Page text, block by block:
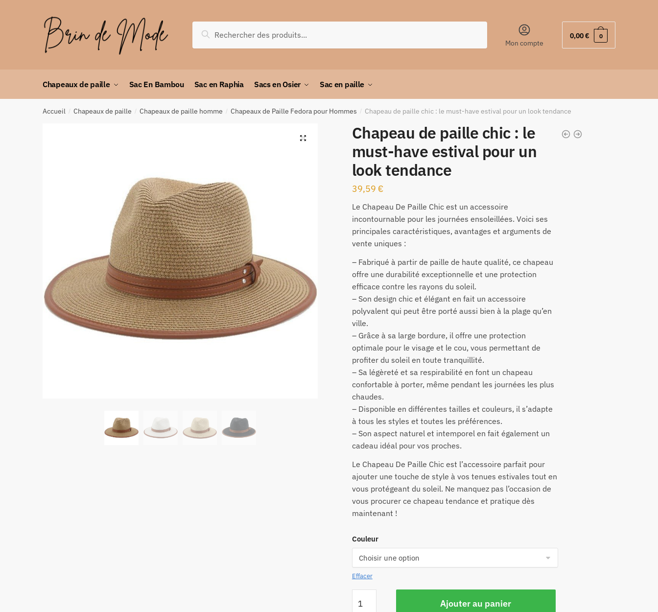
Recherche
Mon compte
0,00€ 0
Chapeaux de paille Sac En Bambou Sac en Raphia Sacs en Osier Sac en paille
Accueil / Chapeaux de paille / Chapeaux de paille homme / Chapeaux de Paille Fedora pour Hommes / Chapeau de paille chic : le must-have estival pour un look tendance
🔍
Chapeau de paille chic : le
must-have estival pour un
look tendance
39,59 €
Le Chapeau De Paille Chic est un accessoire
incontournable pour les journées ensoleillées. Voici ses
principales caractéristiques, avantages et arguments de
vente uniques :
– Fabriqué à partir de paille de haute qualité, ce chapeau
offre une durabilité exceptionnelle et une protection
efficace contre les rayons du soleil.
– Son design chic et élégant en fait un accessoire
polyvalent qui peut être porté aussi bien à la plage qu’en
ville.
– Grâce à sa large bordure, il offre une protection
optimale pour le visage et le cou, vous permettant de
profiter du soleil en toute tranquillité.
– Sa légèreté et sa respirabilité en font un chapeau
confortable à porter, même pendant les journées les plus
chaudes.
– Disponible en différentes tailles et couleurs, il s’adapte
à tous les styles et toutes les préférences.
– Son aspect naturel et intemporel en fait également un
cadeau idéal pour vos proches.
Le Chapeau De Paille Chic est l’accessoire parfait pour
ajouter une touche de style à vos tenues estivales tout en
vous protégeant du soleil. Ne manquez pas l’occasion de
vous procurer ce chapeau tendance et pratique dès
maintenant !
Couleur
Effacer
Ajouter au panier